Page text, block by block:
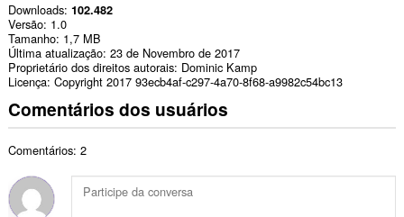
Downloads 102.482
Versão 1.0
Tamanho 1,7 MB
Última atualização 23 de Novembro de 2017
Proprietário dos direitos autorais Dominic Kamp
Licença Copyright 2017 93ecb4af-c297-4a70-8f68-a9982c54bc13
Comentários dos usuários
Comentários: 2